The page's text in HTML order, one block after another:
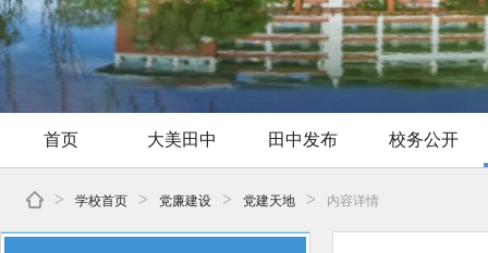
首页 大美田中 田中发布 校务公开
> 学校首页 > 党廉建设 > 党建天地 > 内容详情